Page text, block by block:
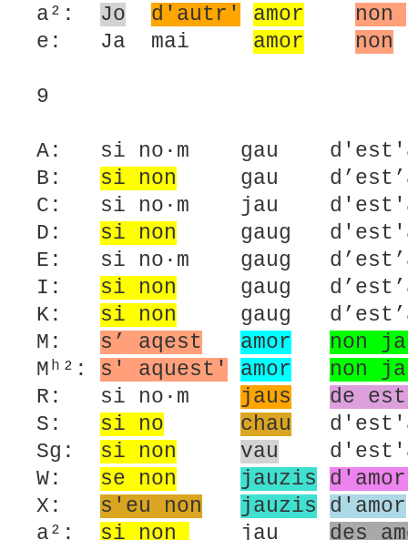
a²: Jo d'autr' amor non
e: Ja mai amor non
9
A: si no·m gau
B: si non gau
C: si no·m jau
D: si non gaug
E: si no·m gaug
I: si non gaug
K: si non gaug
M: s’ aqest amor
non
Mʰ²: s' aquest' amor
non
R: si no·m jaus
de
S: si no chau
Sg: si non vau
W: se non jauzis
X: s'eu non jauzis d'amor
a²: si non jau des